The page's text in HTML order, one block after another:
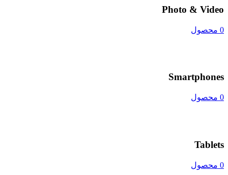
Photo & Video
0 محصول
Smartphones
0 محصول
Tablets
0 محصول